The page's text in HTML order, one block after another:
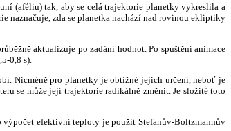
(aféliu) tak, aby se celá trajektorie planetky vykreslila a
naznačuje, zda se planetka nachází nad rovinou ekliptiky
aktualizuje po zadání hodnot. Po spuštění animace
0,8 s).
Nicméně pro planetky je obtížné jejich určení, neboť je
se může její trajektorie radikálně změnit. Je složité toto
výpočet efektivní teploty je použit Stefanův-Boltzmannův